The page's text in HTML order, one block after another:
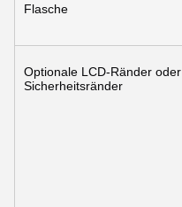
Flasche
Optionale LCD-Ränder oder
Sicherheitsränder